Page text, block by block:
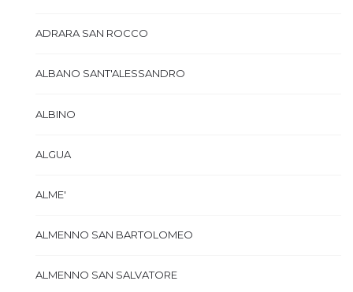
ADRARA SAN ROCCO
ALBANO SANT'ALESSANDRO
ALBINO
ALGUA
ALME'
ALMENNO SAN BARTOLOMEO
ALMENNO SAN SALVATORE